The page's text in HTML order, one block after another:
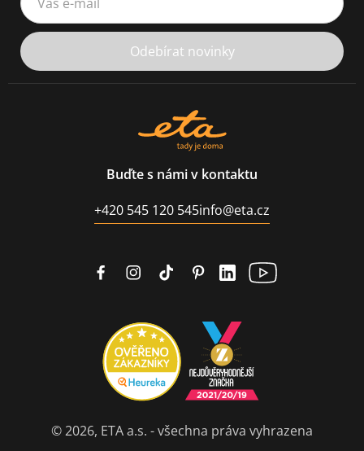
Odebírat novinky
Buďte s námi v kontaktu
+420 545 120 545info@eta.cz
© 2026, ETA a.s. - všechna práva vyhrazena